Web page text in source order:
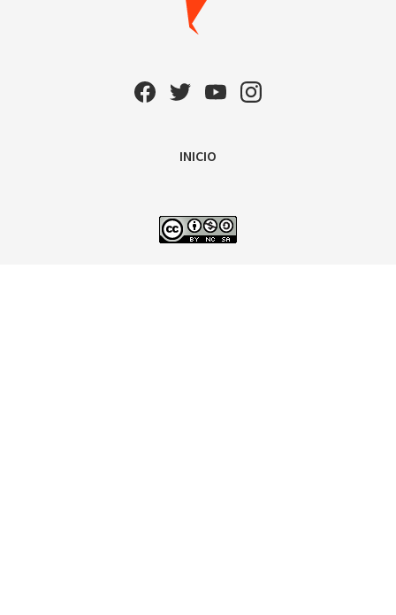
INICIO